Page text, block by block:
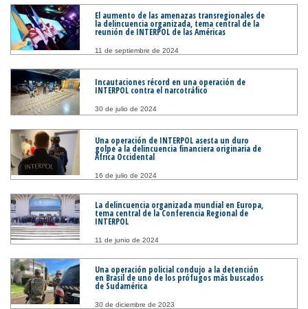
El aumento de las amenazas transregionales de
la delincuencia organizada, tema central de la
reunión de INTERPOL de las Américas
11 de septiembre de 2024
Incautaciones récord en una operación de
INTERPOL contra el narcotráfico
30 de julio de 2024
Una operación de INTERPOL asesta un duro
golpe a la delincuencia financiera originaria de
África Occidental
16 de julio de 2024
La delincuencia organizada mundial en Europa,
tema central de la Conferencia Regional de
INTERPOL
11 de junio de 2024
Una operación policial condujo a la detención
en Brasil de uno de los prófugos más buscados
de Sudamérica
30 de diciembre de 2023